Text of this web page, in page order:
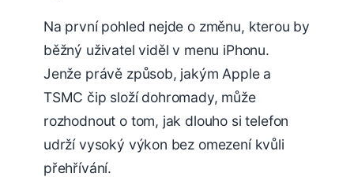
Na první pohled nejde o změnu, kterou by
běžný uživatel viděl v menu iPhonu.
Jenže právě způsob, jakým Apple a
TSMC čip složí dohromady, může
rozhodnout o tom, jak dlouho si telefon
udrží vysoký výkon bez omezení kvůli
přehřívání.